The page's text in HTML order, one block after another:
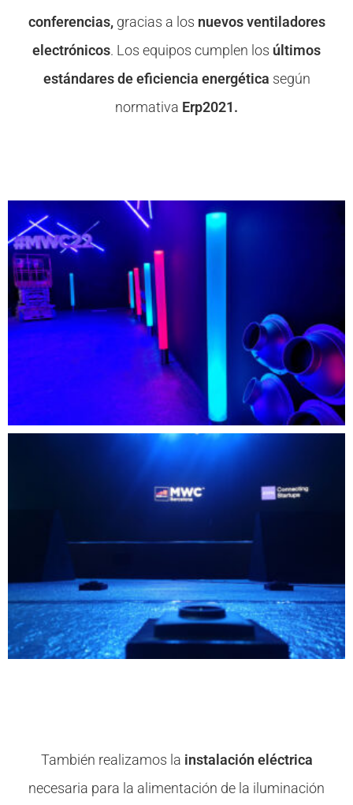
conferencias, gracias a los nuevos ventiladores
electrónicos. Los equipos cumplen los últimos
estándares de eficiencia energética según
normativa Erp2021.
También realizamos la instalación eléctrica
necesaria para la alimentación de la iluminación